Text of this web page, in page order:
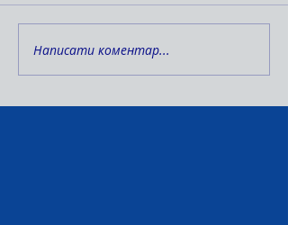
Написати коментар...